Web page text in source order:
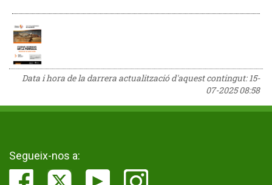
Data i hora de la darrera actualització d'aquest contingut:15-
07-2025 08:58
Segueix-nos a: